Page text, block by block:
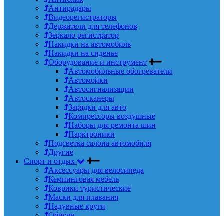
Антирадары
Видеорегистраторы
Держатели для телефонов
Зеркало регистратор
Накидки на автомобиль
Накидки на сиденье
Оборудование и инструмент
Автомобильные обогреватели
Автомойки
Автосигнализации
Автосканеры
Зарядки для авто
Компрессоры воздушные
Наборы для ремонта шин
Парктроники
Подсветка салона автомобиля
Другие
Спорт и отдых
Аксессуары для велосипеда
Кемпинговая мебель
Коврики туристические
Маски для плавания
Надувные круги